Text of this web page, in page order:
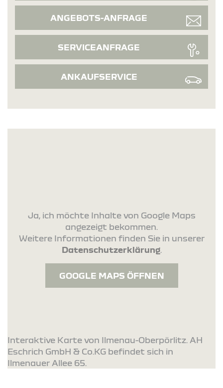
ANGEBOTS-ANFRAGE
SERVICEANFRAGE
ANKAUFSERVICE
Ja, ich möchte Inhalte von Google Maps
angezeigt bekommen.
Weitere Informationen finden Sie in unserer
Datenschutzerklärung.
GOOGLE MAPS ÖFFNEN
Interaktive Karte von Ilmenau-Oberpörlitz. AH
Eschrich GmbH & Co.KG befindet sich in
Ilmenauer Allee 65.